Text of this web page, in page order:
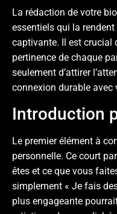
La rédaction de votre
essentiels qui la
captivante. Il est crucial
pertinence de chaque
seulement d’attirer
connexion durable avec
Introduction
Le premier élément à
personnelle. Ce court
êtes et ce que vous
simplement « Je fais
plus engageante